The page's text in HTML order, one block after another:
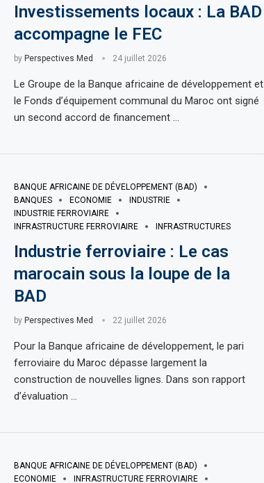
Investissements locaux : La BAD
accompagne le FEC
by Perspectives Med 24 juillet 2026
Le Groupe de la Banque africaine de développement et
le Fonds d’équipement communal du Maroc ont signé
un second accord de financement …
BANQUE AFRICAINE DE DÉVELOPPEMENT (BAD)
BANQUES
ECONOMIE
INDUSTRIE
INDUSTRIE FERROVIAIRE
INFRASTRUCTURE FERROVIAIRE
INFRASTRUCTURES
Industrie ferroviaire : Le cas
marocain sous la loupe de la
BAD
by Perspectives Med 22 juillet 2026
Pour la Banque africaine de développement, le pari
ferroviaire du Maroc dépasse largement la
construction de nouvelles lignes. Dans son rapport
d’évaluation …
BANQUE AFRICAINE DE DÉVELOPPEMENT (BAD)
ECONOMIE
INFRASTRUCTURE FERROVIAIRE